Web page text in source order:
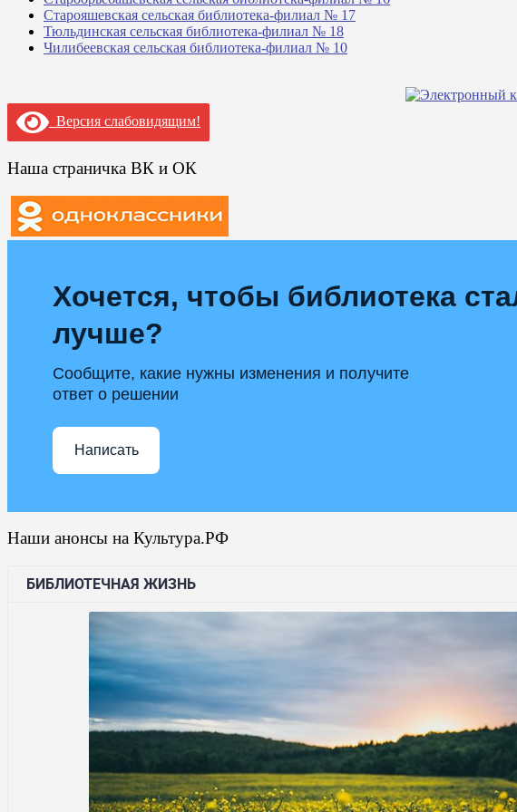
Старояшевская сельская библиотека-филиал № 17
Тюльдинская сельская библиотека-филиал № 18
Чилибеевская сельская библиотека-филиал № 10
Версия слабовидящим!
Наша страничка ВК и ОК
Хочется, чтобы библиотека
лучше?
Сообщите, какие нужны изменения и получите
ответ о решении
Написать
Наши анонсы на Культура.РФ